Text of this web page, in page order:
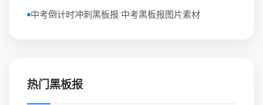
中考倒计时冲刺黑板报 中考黑板报图片素材
热门黑板报